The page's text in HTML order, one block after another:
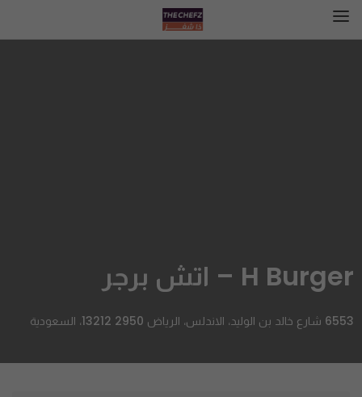
H Burger – اتش برجر
6553 شارع خالد بن الوليد، الاندلس، الرياض 13212 2950، السعودية